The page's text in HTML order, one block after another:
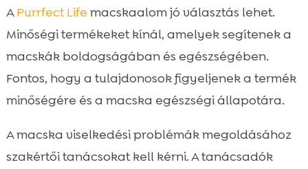
APurrfect Life macskaalom jó választás lehet.
Minőségi termékeket kínál, amelyek segítenek a
macskák boldogságában és egészségében.
Fontos, hogy a tulajdonosok figyeljenek a termék
minőségére és a macska egészségi állapotára.
A macska viselkedési problémák megoldásához
szakértői tanácsokat kell kérni. A tanácsadók